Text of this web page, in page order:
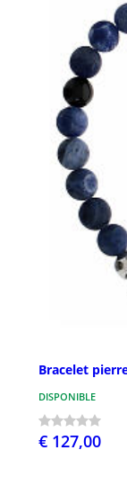
Bracelet
DISPONIBLE
€ 127,00